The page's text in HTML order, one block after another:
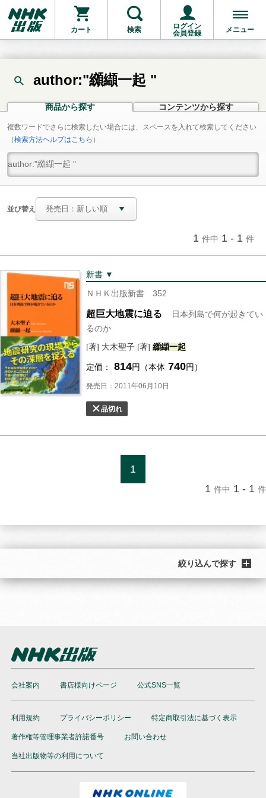
カート 検索
ログイン
会員登録
メニュー
author:"纐纈一起 "
商品から探す コンテンツから探す
複数ワードでさらに検索したい場合には、スペースを入れて検索してください
（検索方法ヘルプはこちら ）
並び替え
1 件中 1 - 1 件
新書 ▼
ＮＨＫ出版新書 352
超巨大地震に迫る
日本列島で何が起きてい
るのか
[著] 大木聖子 [著] 纐纈一起
定価： 814円（本体 740円）
発売日：2011年06月10日
品切れ
1
1 件中 1 - 1 件
絞り込んで探す
会社案内 書店様向けページ 公式SNS一覧
利用規約 プライバシーポリシー 特定商取引法に基づく表示
著作権等管理事業者許諾番号 お問い合わせ
当社出版物等の利用について